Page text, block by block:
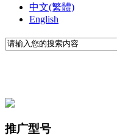
中文(繁體)
English
推广型号